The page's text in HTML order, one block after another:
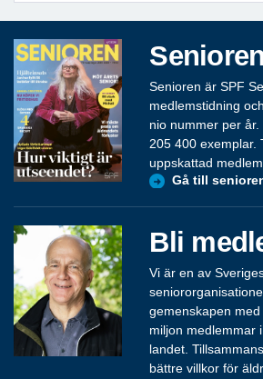
Senioren
Senioren är SPF
medlemstidning
nio nummer per
205 400 exemplar.
uppskattad
Gå till
Bli
Vi är en av
gemenskapen
miljon medlemmar
landet.
bättre villkor för